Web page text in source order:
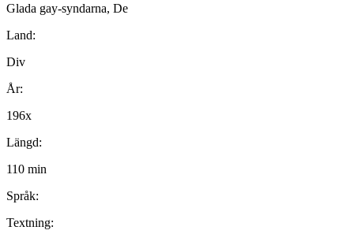
Glada gay-syndarna, De
Land:
Div
År:
196x
Längd:
110 min
Språk:
Textning: